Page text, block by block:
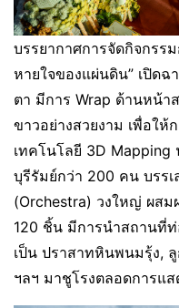
บรรยากาศการจัดกิจกรร
หายใจของแผ่นดิน” เปิด
ตา มีการ Wrap ด้านหน้า
ขาวอย่างสวยงาม เพื่อใ
เทคโนโลยี 3D
บุรีรัมย์กว่า 200 คน บรรเ
(Orchestra) วงใหญ่ ผสม
120 ชิ้น มีการนำสถานที่ท่
เป็น ปราสาทหินพนมรุ้ง,
ฯลฯ มาชูโรงตลอดการแส